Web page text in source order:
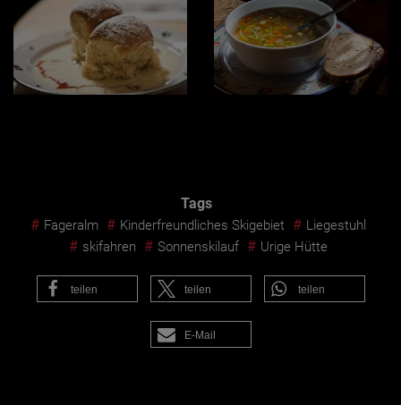
Tags
# Fageralm # Kinderfreundliches Skigebiet # Liegestuhl
# skifahren # Sonnenskilauf # Urige Hütte
teilen teilen teilen
E-Mail